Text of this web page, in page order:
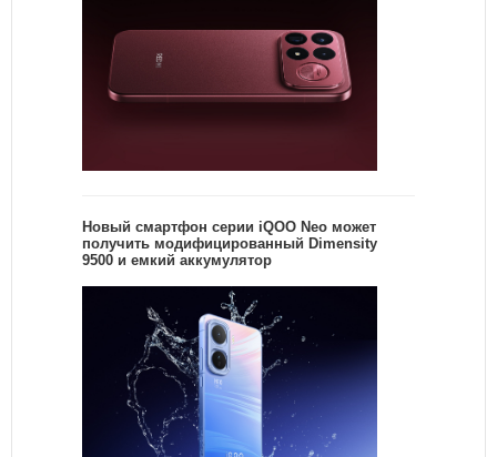
Новый смартфон серии iQOO Neo может
получить модифицированный Dimensity
9500 и емкий аккумулятор